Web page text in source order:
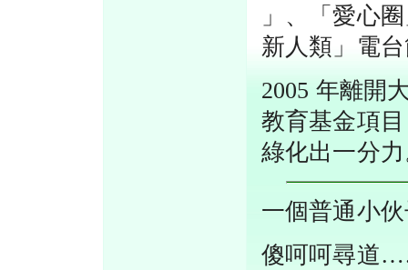
」、「愛心
新人類」電
2005 年離開
教育基金項
綠化出一分
一個普通小
傻呵呵尋道